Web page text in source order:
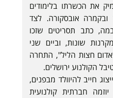
את הכשרתו בלימודים
אובסקורה. לצד
כתב תסריטים שזכו
שונות, וביים שני
חצות הליל", התחרה
הקולנוע ירושלים.
חייב להיוולד מבפנים,
חברתית קולנועית